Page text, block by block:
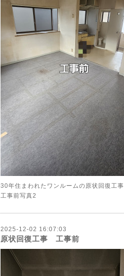
30年住まわれたワンルームの原状回復工事
工事前写真2
2025-12-02 16:07:03
原状回復工事 工事前